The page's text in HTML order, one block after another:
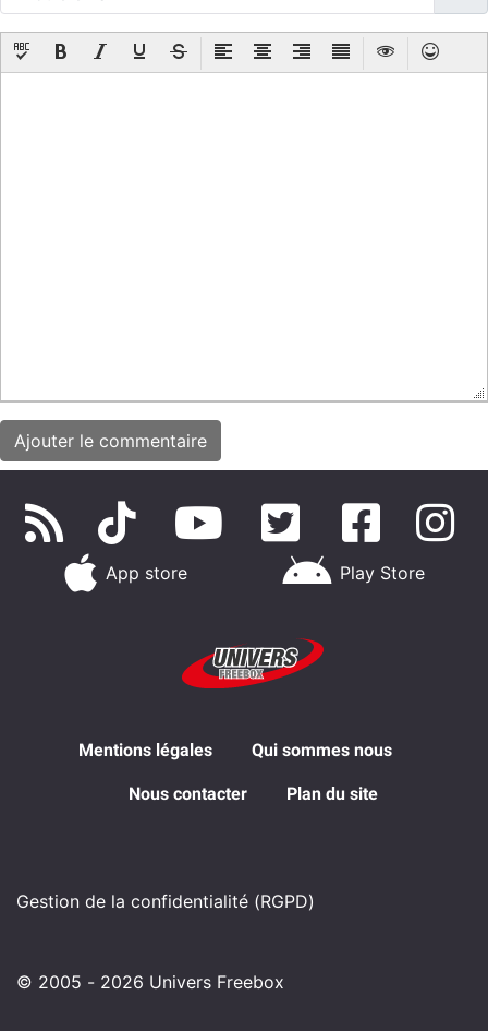
App store Play Store
Mentions légales Qui sommes nous
Nous contacter Plan du site
Gestion de la confidentialité (RGPD)
© 2005 - 2026 Univers Freebox